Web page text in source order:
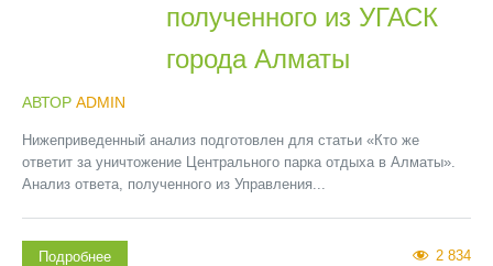
полученного из УГАСК
города Алматы
АВТОР ADMIN
Нижеприведенный анализ подготовлен для статьи «Кто же
ответит за уничтожение Центрального парка отдыха в Алматы».
Анализ ответа, полученного из Управления...
2 834
Подробнее